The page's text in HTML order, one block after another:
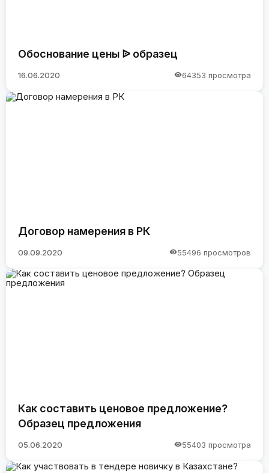
Обоснование цены ᐉ образец
16.06.2020 64353 просмотра
Договор намерения в РК
09.09.2020 55496 просмотров
Как составить ценовое предложение?
Образец предложения
05.06.2020 55403 просмотра